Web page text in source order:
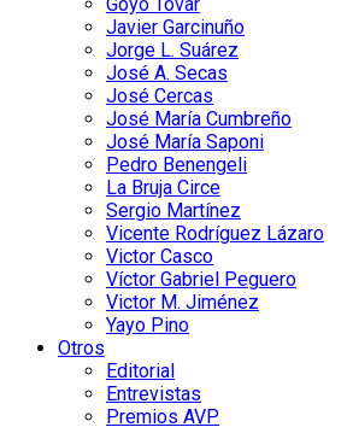
Javier Garcinuño
Jorge L. Suárez
José A. Secas
José Cercas
José María Cumbreño
José María Saponi
Pedro Benengeli
La Bruja Circe
Sergio Martínez
Vicente Rodríguez Lázaro
Victor Casco
Víctor Gabriel Peguero
Victor M. Jiménez
Yayo Pino
Otros
Editorial
Entrevistas
Premios AVP